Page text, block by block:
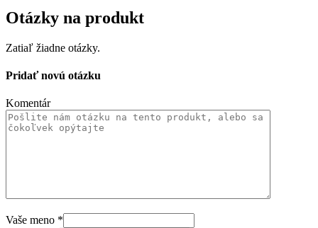
Otázky na produkt
Zatiaľ žiadne otázky.
Pridať novú otázku
Komentár
Vaše meno *